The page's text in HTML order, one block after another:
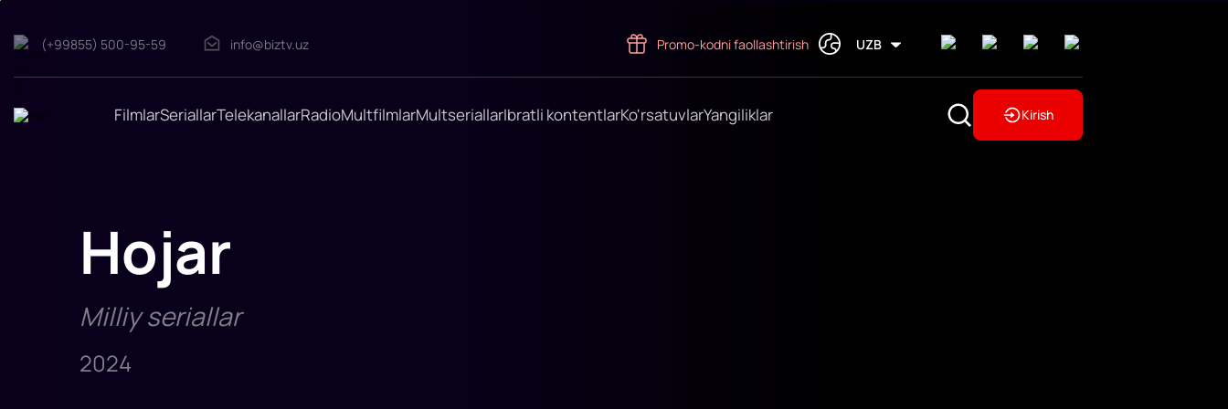
Hojar
"Hojar"
2024-
olingan
(+99855) 500-95-59 info@biztv.uz Promo-kodni faollashtirish UZB
FilmlarSeriallarTelekanallarRadioMultfilmlarMultseriallarIbratli kontentlarKo'rsatuvlarYangiliklar Kirish
Hojar
Milliy seriallar
2024